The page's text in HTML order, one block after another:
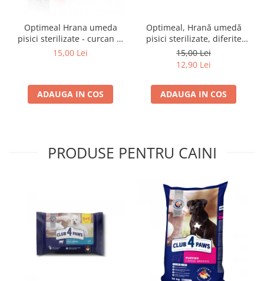
Optimeal Hrana umeda
pisici sterilizate - curcan si
pui in sos, set 3+1,
15,00 Lei
ADAUGA IN COS
Optimeal, Hrană umedă
pisici sterilizate, diferite
arome, (3+1), 0.34kg
15,00 Lei
12,90 Lei
ADAUGA IN COS
PRODUSE PENTRU CAINI